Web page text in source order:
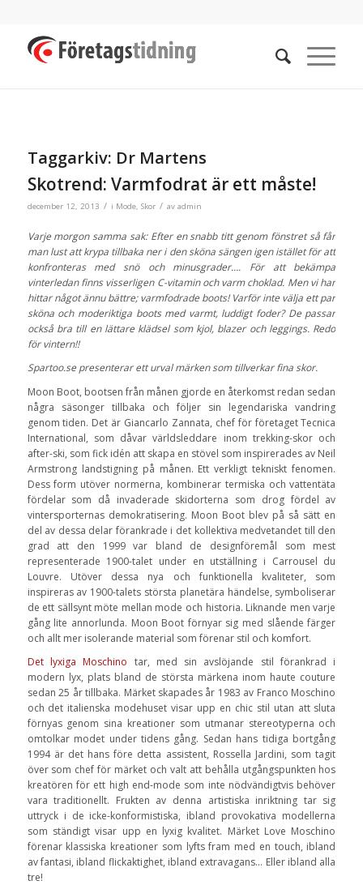
Taggarkiv: Dr Martens
Skotrend: Varmfodrat är ett måste!
december 12, 2013 / i Mode, Skor / av admin
Varje morgon samma sak: Efter en snabb titt genom fönstret så får
man lust att krypa tillbaka ner i den sköna sängen igen istället för att
konfronteras med snö och minusgrader…. För att bekämpa
vinterledan finns visserligen C-vitamin och varm choklad. Men vi har
hittar något ännu bättre; varmfodrade boots! Varför inte välja ett par
sköna och moderiktiga boots med varmt, luddigt foder? De passar
också bra till en lättare klädsel som kjol, blazer och leggings. Redo
för vintern!!
Spartoo.se presenterar ett urval märken som tillverkar fina skor.
Moon Boot, bootsen från månen gjorde en återkomst redan sedan
några säsonger tillbaka och följer sin legendariska vandring
genom tiden. Det är Giancarlo Zannata, chef för företaget Tecnica
International, som dåvar världsleddare inom trekking-skor och
after-ski, som fick idén att skapa en stövel som inspirerades av Neil
Armstrong landstigning på månen. Ett verkligt tekniskt fenomen.
Dess form utöver normerna, kombinerar termiska och vattentäta
fördelar som då invaderade skidorterna som drog fördel av
vintersporternas demokratisering. Moon Boot blev på så sätt en
del av dessa delar förankrade i det kollektiva medvetandet till den
grad att den 1999 var bland de designföremål som mest
representerade 1900-talet under en utställning i Carrousel du
Louvre. Utöver dessa nya och funktionella kvaliteter, som
inspireras av 1900-talets största planetära händelse, symboliserar
de ett sällsynt möte mellan mode och historia. Liknande men varje
gång lite annorlunda. Moon Boot förnyar sig med slående färger
och allt mer isolerande material som förenar stil och komfort.
Det lyxiga Moschino tar, med sin avslöjande stil förankrad i
modern lyx, plats bland de största märkena inom haute couture
sedan 25 år tillbaka. Märket skapades år 1983 av Franco Moschino
och det italienska modehuset visar upp en chic stil utan att sluta
förnyas genom sina kreationer som utmanar stereotyperna och
omtolkar modet under tidens gång. Sedan hans tidiga bortgång
1994 är det hans före detta assistent, Rossella Jardini, som tagit
över som chef för märket och valt att behålla utgångspunkten hos
kreatören för ett high end-mode som inte nödvändigtvis behöver
vara traditionellt. Frukten av denna artistiska inriktning tar sig
uttryck i de icke-konformistiska, ibland provokativa modellerna
som ständigt visar upp en lyxig kvalitet. Märket Love Moschino
förenar klassiska kreationer som lyfts fram med en touch, ibland
av fantasi, ibland flickaktighet, ibland extravagans… Eller ibland alla
tre!